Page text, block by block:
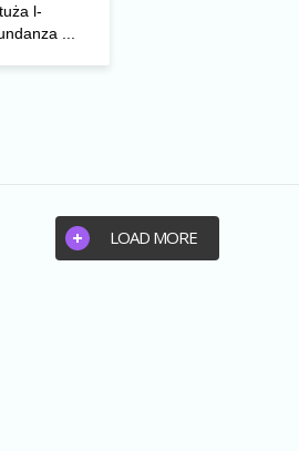
l-
...
LOAD MORE